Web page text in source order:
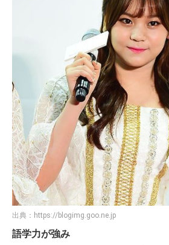
出典： https://blogimg.goo.ne.jp
語学力が強み